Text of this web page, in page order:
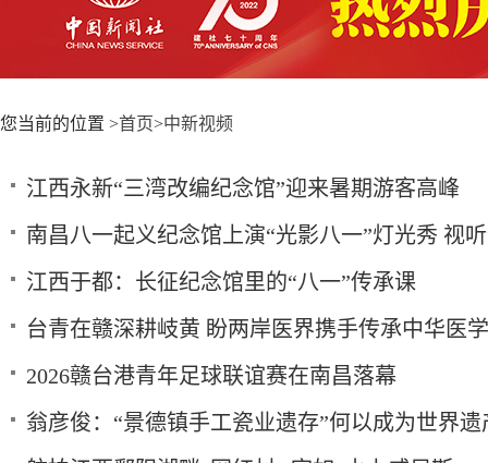
您当前的位置 >首页>中新视频
江西永新“三湾改编纪念馆”迎来暑期游客高峰
南昌八一起义纪念馆上演“光影八一”灯光秀 视
江西于都：长征纪念馆里的“八一”传承课
台青在赣深耕岐黄 盼两岸医界携手传承中华医
2026赣台港青年足球联谊赛在南昌落幕
翁彦俊：“景德镇手工瓷业遗存”何以成为世界遗